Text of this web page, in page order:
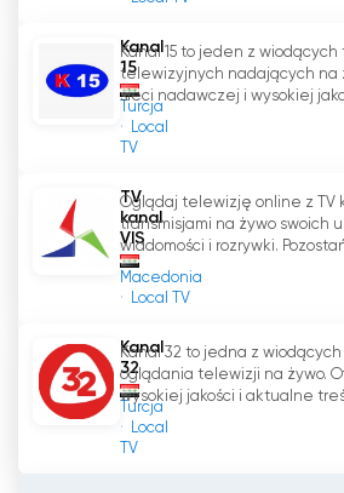
W końcu "Jesteśmy Platformą"
tylko kanał telewizyjny. To
jedności i postępu. To
umożliwia mieszkańcom Kirkuku
służą społeczności, niech będą
przykładem dla innych kanałów,
wykorzystywania siły mediów
pozytywnego wpływu na świat.
Kirkuk TV oglądaj na żywo
za darmo
Kanal
15
Turcja
Local
TV
Kanal 15 to jeden z wiodących
telewizyjnych nadających na
sieci nadawczej i wysokiej
TV
kanal
VIS
Macedonia
Local TV
Oglądaj telewizję online z TV
transmisjami na żywo swoich
wiadomości i rozrywki.
Kanal
32
Turcja
Local
TV
Kanal 32 to jedna z
oglądania telewizji na żywo.
wysokiej jakości i aktualne